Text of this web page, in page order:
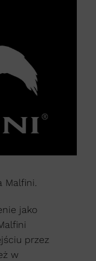
Malfini.
jako
Malfini
przez
w